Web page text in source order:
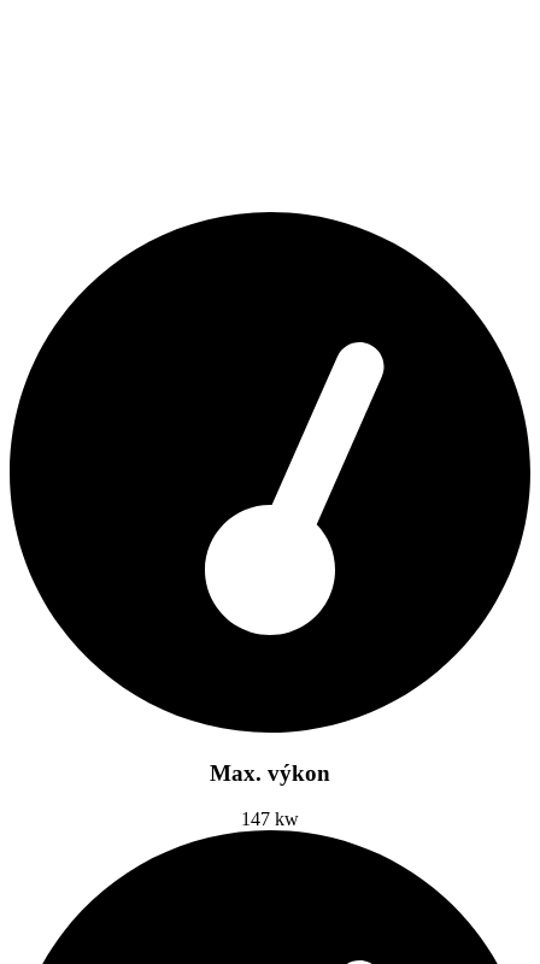
Max. výkon
147 kw